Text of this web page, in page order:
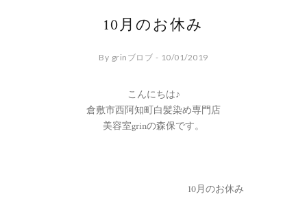
10月のお休み
By grinブロブ - 10/01/2019
こんにちは♪
倉敷市西阿知町白髪染め専門店
美容室grinの森保です。
10月のお休み